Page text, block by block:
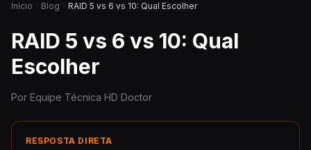
Início Blog RAID 5 vs 6 vs 10: Qual Escolher
RAID 5 vs 6 vs 10: Qual
Escolher
Por Equipe Técnica HD Doctor
RESPOSTA DIRETA